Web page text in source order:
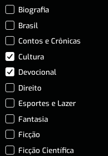
Biografia
Brasil
Contos e Crônicas
Cultura
Devocional
Direito
Esportes e Lazer
Fantasia
Ficção
Ficção Científica